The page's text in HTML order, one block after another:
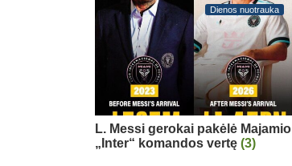
Dienos nuotrauka
L. Messi gerokai pakėlė Majamio
„Inter“ komandos vertę (3)